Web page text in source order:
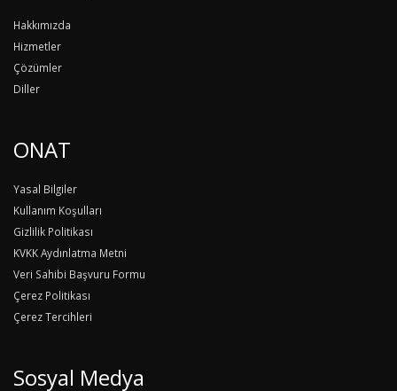
Hakkımızda
Hizmetler
Çözümler
Diller
ONAT
Yasal Bilgiler
Kullanım Koşulları
Gizlilik Politikası
KVKK Aydınlatma Metni
Veri Sahibi Başvuru Formu
Çerez Politikası
Çerez Tercihleri
Sosyal Medya